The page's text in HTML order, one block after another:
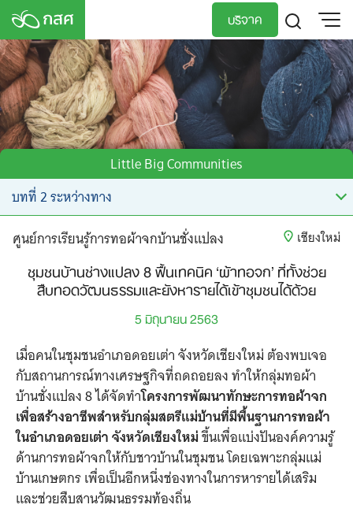
Skip
content
บริจาค
TH
EN
Little Big Communities
ศูนย์การเรียนรู้การทอผ้าจกบ้านชั่งแปลง เชียงใหม่
ชุมชนบ้านช่างแปลง 8 ฟื้นเทคนิค ‘ผ้าทอจก’ ที่ทั้งช่วย
สืบทอดวัฒนธรรมและยังหารายได้เข้าชุมชนได้ด้วย
5 มิถุนายน 2563
เมื่อคนในชุมชนอำเภอดอยเต่า จังหวัดเชียงใหม่ ต้องพบเจอ
กับสถานการณ์ทางเศรษฐกิจที่ถดถอยลง ทำให้กลุ่มทอผ้า
บ้านชั่งแปลง 8 ได้จัดทำโครงการพัฒนาทักษะการทอผ้าจก
เพื่อสร้างอาชีพสำหรับกลุ่มสตรีแม่บ้านที่มีพื้นฐานการทอผ้า
ในอำเภอดอยเต่า จังหวัดเชียงใหม่ขึ้นเพื่อแบ่งปันองค์ความรู้
ด้านการทอผ้าจกให้กับชาวบ้านในชุมชน โดยเฉพาะกลุ่มแม่
บ้านเกษตกร เพื่อเป็นอีกหนึ่งช่องทางในการหารายได้เสริม
และช่วยสืบสานวัฒนธรรมท้องถิ่น